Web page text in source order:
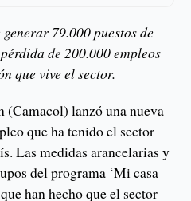
79.000 puestos de
de 200.000 empleos
que vive el sector.
(Camacol) lanzó una nueva
que ha tenido el sector
Las medidas arancelarias y
del programa ‘Mi casa
han hecho que el sector